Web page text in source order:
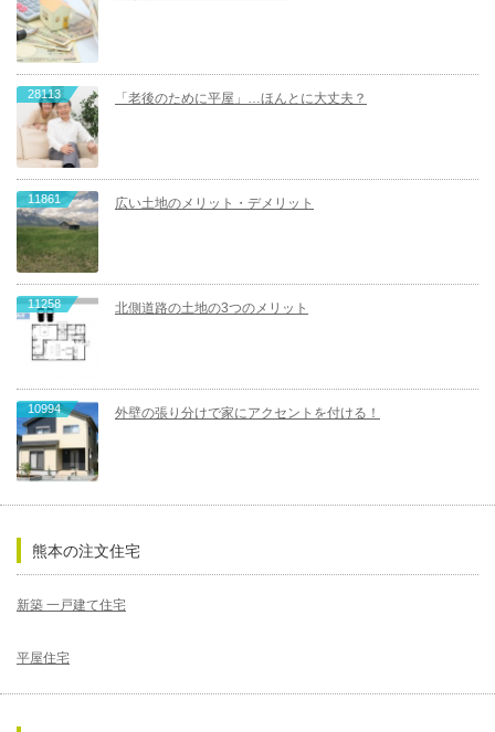
28113 「老後のために平屋」…ほんとに大丈夫？
11861 広い土地のメリット・デメリット
11258 北側道路の土地の3つのメリット
10994 外壁の張り分けで家にアクセントを付ける！
熊本の注文住宅
新築 一戸建て住宅
平屋住宅